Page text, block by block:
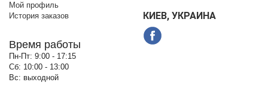
Мой профиль
История заказов
Время работы
Пн-Пт: 9:00 - 17:15
Сб: 10:00 - 13:00
Вс: выходной
КИЕВ, УКРАИНА